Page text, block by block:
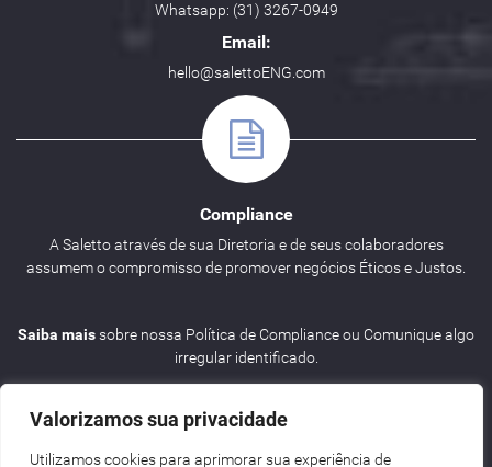
Valorizamos sua privacidade
Utilizamos cookies para aprimorar sua experiência de
Whatsapp: (31) 3267-0949
Email:
hello@salettoENG.com
Compliance
A Saletto através de sua Diretoria e de seus colaboradores
assumem o compromisso de promover negócios Éticos e Justos.
Saiba maissobre nossa Política de Compliance ou Comunique algo
irregular identificado.